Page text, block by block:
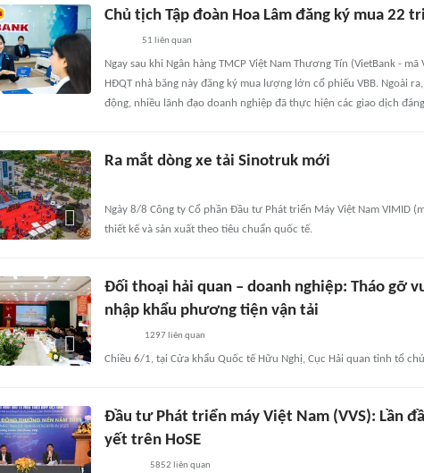
Chủ tịch Tập đoàn Hoa Lâm đăng ký mua 22
51 liên quan
Ngay sau khi Ngân hàng TMCP Việt Nam Thương Tín (VietBank -
HĐQT nhà băng này đăng ký mua lượng lớn cổ phiếu VBB. Ngoài
động, nhiều lãnh đạo doanh nghiệp đã thực hiện các giao dịch
Ra mắt dòng xe tải Sinotruk mới
Ngày 8/8 Công ty Cổ phần Đầu tư Phát triển Máy Việt Nam VIMID
thiết kế và sản xuất theo tiêu chuẩn quốc tế.
Đối thoại hải quan – doanh nghiệp: Tháo gỡ
nhập khẩu phương tiện vận tải
1297 liên quan
Chiều 6/1, tại Cửa khẩu Quốc tế Hữu Nghị, Cục Hải quan tỉnh tổ
Đầu tư Phát triển máy Việt Nam (VVS): Lần
yết trên HoSE
5852 liên quan